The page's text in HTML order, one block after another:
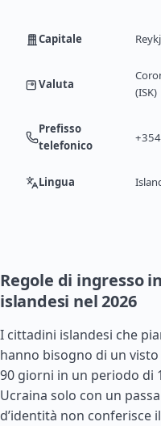
Capitale
Valuta
(ISK)
Prefisso
telefonico
+354
Lingua
Regole di ingresso
islandesi nel 2026
I cittadini islandesi che
hanno bisogno di un
90 giorni in un periodo di
Ucraina solo con un
d’identità non